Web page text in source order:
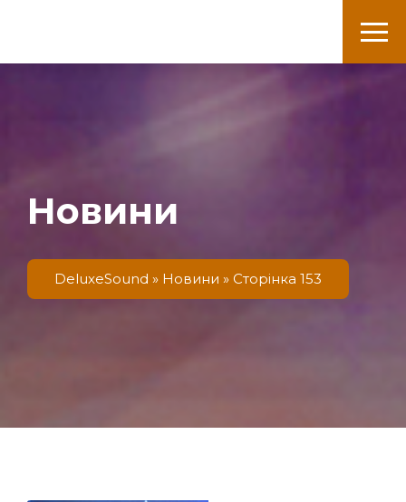
Новини
DeluxeSound » Новини » Сторінка 153